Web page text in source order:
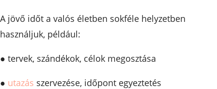
A jövő időt a valós életben sokféle helyzetben
használjuk, például:
● tervek, szándékok, célok megosztása
● utazás szervezése, időpont egyeztetés